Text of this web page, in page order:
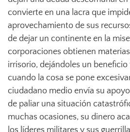
convierte en una lacra que
aprovechamiento de sus
de dejar un continente en la
corporaciones obtienen
irrisorio, dejándoles un
cuando la cosa se pone
ciudadano medio envía su
de paliar una situación
muchas ocasiones, su dinero
los líderes militares y sus